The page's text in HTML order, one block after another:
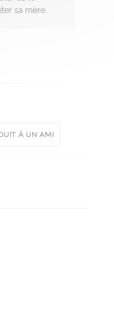
sa mère.
À UN AMI